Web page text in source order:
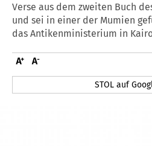
Verse aus dem zweiten Buch
und sei in einer der Mumien
das Antikenministerium in
STOL auf